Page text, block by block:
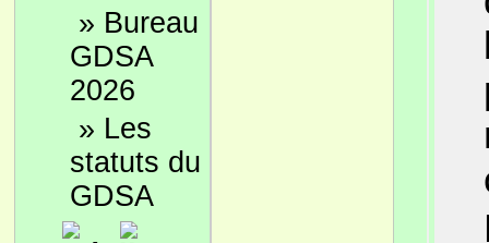
» Bureau
GDSA
2026
» Les
statuts du
GDSA